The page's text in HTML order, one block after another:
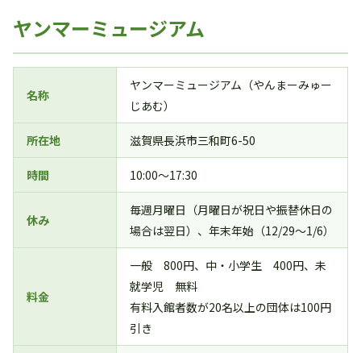
ヤンマーミュージアム
名称
ヤンマーミュージアム（やんまーみゅー
じあむ）
所在地 滋賀県長浜市三和町6-50
時間 10:00～17:30
休み
毎週月曜日（月曜日が祝日や振替休日の
場合は翌日）、年末年始（12/29～1/6）
料金
一般 800円、中・小学生 400円、未
就学児 無料
有料入館者数が20名以上の団体は100円
引き